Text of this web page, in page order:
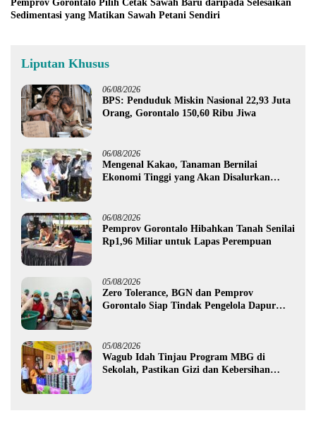
Pemprov Gorontalo Pilih Cetak Sawah Baru daripada Selesaikan
Sedimentasi yang Matikan Sawah Petani Sendiri
Liputan Khusus
06/08/2026
BPS: Penduduk Miskin Nasional 22,93 Juta
Orang, Gorontalo 150,60 Ribu Jiwa
06/08/2026
Mengenal Kakao, Tanaman Bernilai
Ekonomi Tinggi yang Akan Disalurkan
06/08/2026
Pemprov Gorontalo Hibahkan Tanah Senilai
Rp1,96 Miliar untuk Lapas Perempuan
05/08/2026
Zero Tolerance, BGN dan Pemprov
Gorontalo Siap Tindak Pengelola Dapur
05/08/2026
Wagub Idah Tinjau Program MBG di
Sekolah, Pastikan Gizi dan Kebersihan